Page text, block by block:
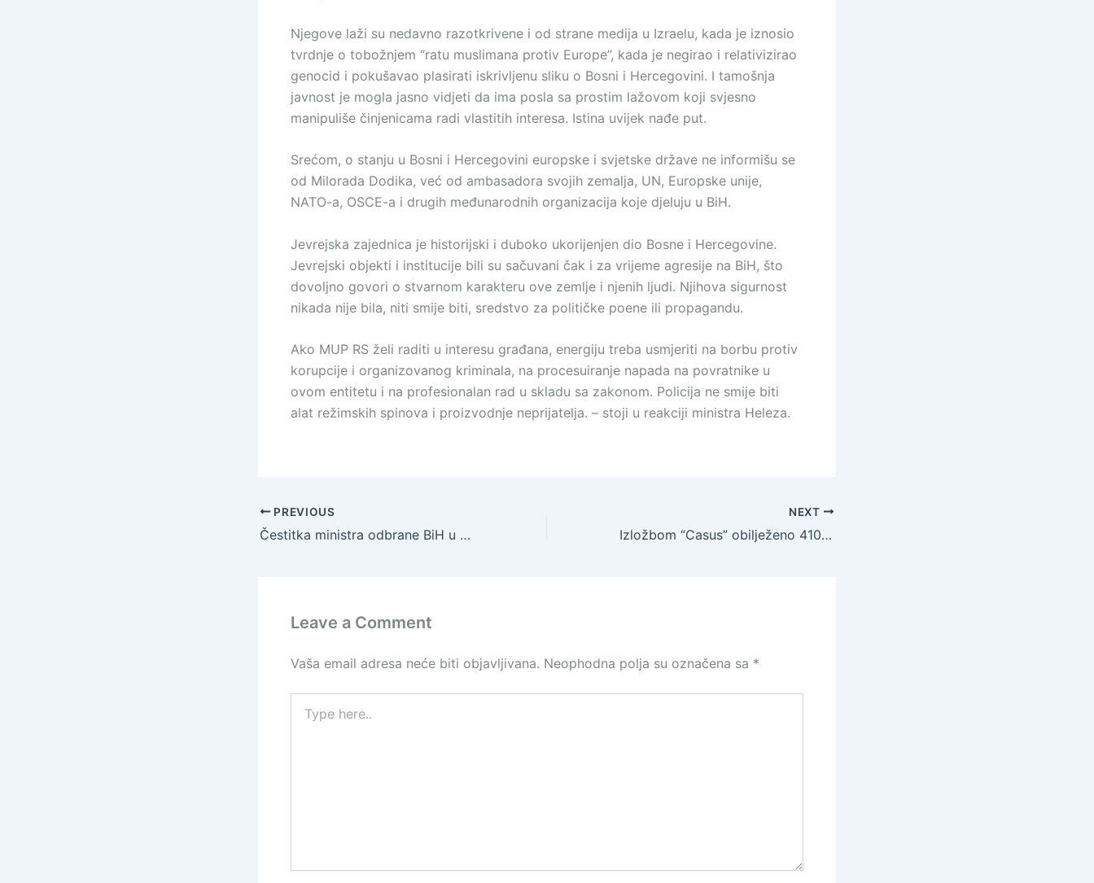
Njegove laži su nedavno razotkrivene i od strane medija u Izraelu, kada je iznosio
tvrdnje o tobožnjem “ratu muslimana protiv Europe”, kada je negirao i relativizirao
genocid i pokušavao plasirati iskrivljenu sliku o Bosni i Hercegovini. I tamošnja
javnost je mogla jasno vidjeti da ima posla sa prostim lažovom koji svjesno
manipuliše činjenicama radi vlastitih interesa. Istina uvijek nađe put.
Srećom, o stanju u Bosni i Hercegovini europske i svjetske države ne informišu se
od Milorada Dodika, već od ambasadora svojih zemalja, UN, Europske unije,
NATO-a, OSCE-a i drugih međunarodnih organizacija koje djeluju u BiH.
Jevrejska zajednica je historijski i duboko ukorijenjen dio Bosne i Hercegovine.
Jevrejski objekti i institucije bili su sačuvani čak i za vrijeme agresije na BiH, što
dovoljno govori o stvarnom karakteru ove zemlje i njenih ljudi. Njihova sigurnost
nikada nije bila, niti smije biti, sredstvo za političke poene ili propagandu.
Ako MUP RS želi raditi u interesu građana, energiju treba usmjeriti na borbu protiv
korupcije i organizovanog kriminala, na procesuiranje napada na povratnike u
ovom entitetu i na profesionalan rad u skladu sa zakonom. Policija ne smije biti
alat režimskih spinova i proizvodnje neprijatelja. – stoji u reakciji ministra Heleza.
PREVIOUS
Čestitka ministra odbrane BiH u povodu Dana nezavisnosti BiH
NEXT
Izložbom “Casus” obilježeno 410 godina od smrti Williama Shakespearea
Leave a Comment
Vaša email adresa neće biti objavljivana. Neophodna polja su označena sa *
here..